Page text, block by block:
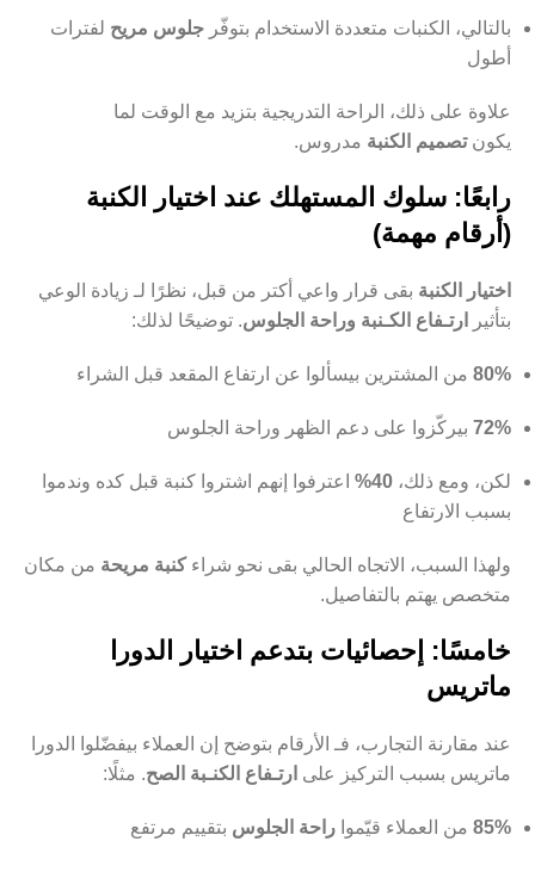
بالتالي، الكنبات متعددة الاستخدام بتوفّر جلوس مريح لفترات
أطول
علاوة على ذلك، الراحة التدريجية بتزيد مع الوقت لما
يكونتصميم الكنبة مدروس.
رابعًا: سلوك المستهلك عند اختيار الكنبة
(أرقام مهمة)
اختيار الكنبة بقى قرار واعي أكتر من قبل، نظرًا لـ زيادة الوعي
بتأثير
ارتـفاع الكـنبة وراحة الجلوس. توضيحًا لذلك:
80% من المشترين بيسألوا عن ارتفاع المقعد قبل الشراء
72% بيركّزوا على دعم الظهر وراحة الجلوس
لكن، ومع ذلك، 40%
اعترفوا إنهم اشتروا كنبة قبل كده وندموا
بسبب الارتفاع
ولهذا السبب، الاتجاه الحالي بقى نحو شراءكنبة مريحة من مكان
متخصص يهتم بالتفاصيل.
خامسًا: إحصائيات بتدعم اختيار الدورا
ماتريس
عند مقارنة التجارب، فـ الأرقام بتوضح إن العملاء بيفضّلوا الدورا
ماتريس بسبب التركيز على ارتـفاع الكنـبة الصح. مثلًا:
85% من العملاء قيّموا راحة الجلوس بتقييم مرتفع